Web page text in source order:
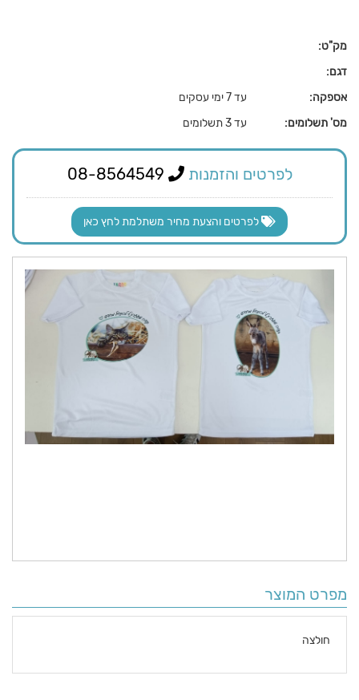
מק"ט:
דגם:
אספקה:
עד 7 ימי עסקים
מס' תשלומים:
עד 3 תשלומים
לפרטים והזמנות
לפרטים והצעת מחיר משתלמת לחץ כאן
מפרט המוצר
חולצה